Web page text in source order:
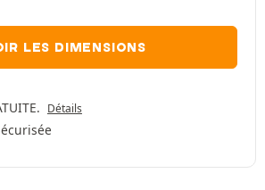
LES DIMENSIONS
Détails